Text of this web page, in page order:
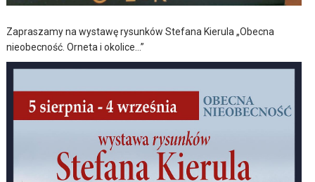
Zapraszamy na wystawę rysunków Stefana Kierula „Obecna
nieobecność. Orneta i okolice…”